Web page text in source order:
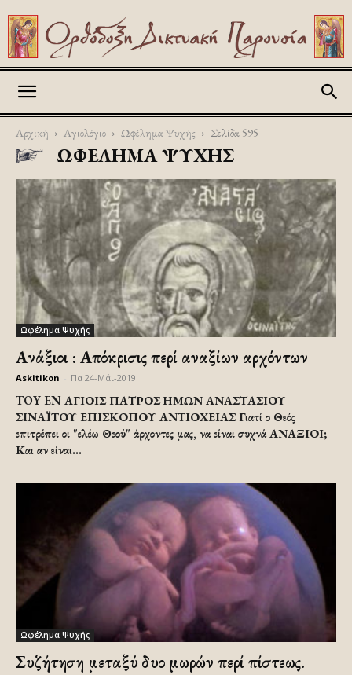
Αρχική Αγιολόγιο Ωφέλημα Ψυχής Σελίδα 595
ΩΦΈΛΗΜΑ ΨΥΧΉΣ
Ωφέλημα Ψυχής
Ανάξιοι : Απόκρισις περί αναξίων αρχόντων
Askitikon Πα 24-Μάι-2019
TOY EN ΑΓΙΟΙΣ ΠΑΤΡΟΣ ΗΜΩΝ ΑΝΑΣΤΑΣΙΟΥ
ΣΙΝΑΪΤΟΥ ΕΠΙΣΚΟΠΟΥ ΑΝΤΙΟΧΕΙΑΣ Γιατί ο Θεός
επιτρέπει οι "ελέω Θεού" άρχοντες μας, να είναι συχνά ΑΝΑΞΙΟΙ;
Και αν είναι...
Ωφέλημα Ψυχής
Συζήτηση μεταξύ δυο μωρών περί πίστεως.